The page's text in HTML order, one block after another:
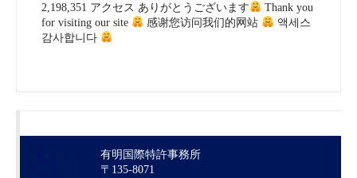
2,198,351 アクセス ありがとうございます
Thank you
for visiting our site
感谢您访问我们的网站
액세스
감사합니다
有明国際特許事務所
〒135-8071